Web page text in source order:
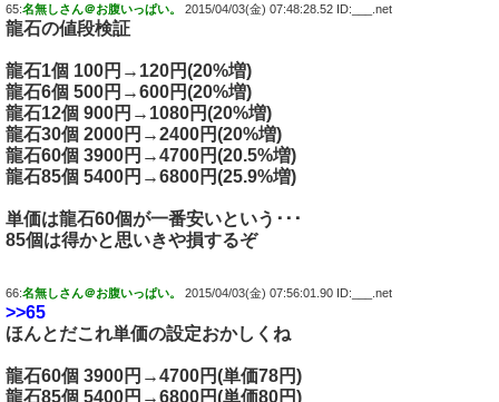
65:名無しさん＠お腹いっぱい。 2015/04/03(金) 07:48:28.52 ID:___.net
龍石の値段検証
龍石1個 100円→120円(20%増)
龍石6個 500円→600円(20%増)
龍石12個 900円→1080円(20%増)
龍石30個 2000円→2400円(20%増)
龍石60個 3900円→4700円(20.5%増)
龍石85個 5400円→6800円(25.9%増)
単価は龍石60個が一番安いという･･･
85個は得かと思いきや損するぞ
66:名無しさん＠お腹いっぱい。 2015/04/03(金) 07:56:01.90 ID:___.net
>>65
ほんとだこれ単価の設定おかしくね
龍石60個 3900円→4700円(単価78円)
龍石85個 5400円→6800円(単価80円)